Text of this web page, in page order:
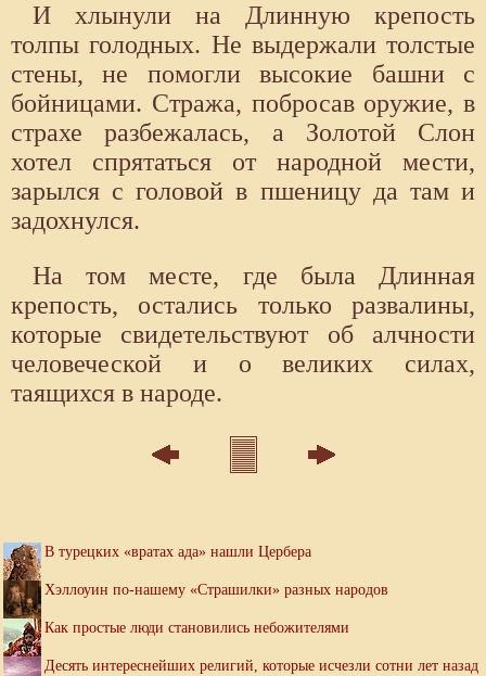
И хлынули на Длинную крепость
толпы голодных. Не выдержали толстые
стены, не помогли высокие башни с
бойницами. Стража, побросав оружие, в
страхе разбежалась, а Золотой Слон
хотел спрятаться от народной мести,
зарылся с головой в пшеницу да там и
задохнулся.
На том месте, где была Длинная
крепость, остались только развалины,
которые свидетельствуют об алчности
человеческой и о великих силах,
таящихся в народе.
В турецких «вратах ада» нашли Цербера
Хэллоуин по-нашему «Страшилки» разных народов
Как простые люди становились небожителями
Десять интереснейших религий, которые исчезли сотни лет назад